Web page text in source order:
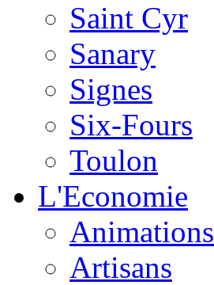
Saint Cyr
Sanary
Signes
Six-Fours
Toulon
L'Economie
Animations
Artisans